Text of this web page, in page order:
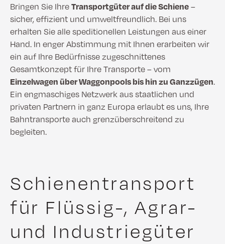
Bringen Sie IhreTransportgüter auf die Schiene–
sicher, effizient und umweltfreundlich. Bei uns
erhalten Sie alle speditionellen Leistungen aus einer
Hand. In enger Abstimmung mit Ihnen erarbeiten wir
ein auf Ihre Bedürfnisse zugeschnittenes
Gesamtkonzept für Ihre Transporte – vom
Einzelwagen über Waggonpools bis hin zu Ganzzügen.
Ein engmaschiges Netzwerk aus staatlichen und
privaten Partnern in ganz Europa erlaubt es uns, Ihre
Bahntransporte auch grenzüberschreitend zu
begleiten.
Schienentransport
für Flüssig-, Agrar-
und Industriegüter